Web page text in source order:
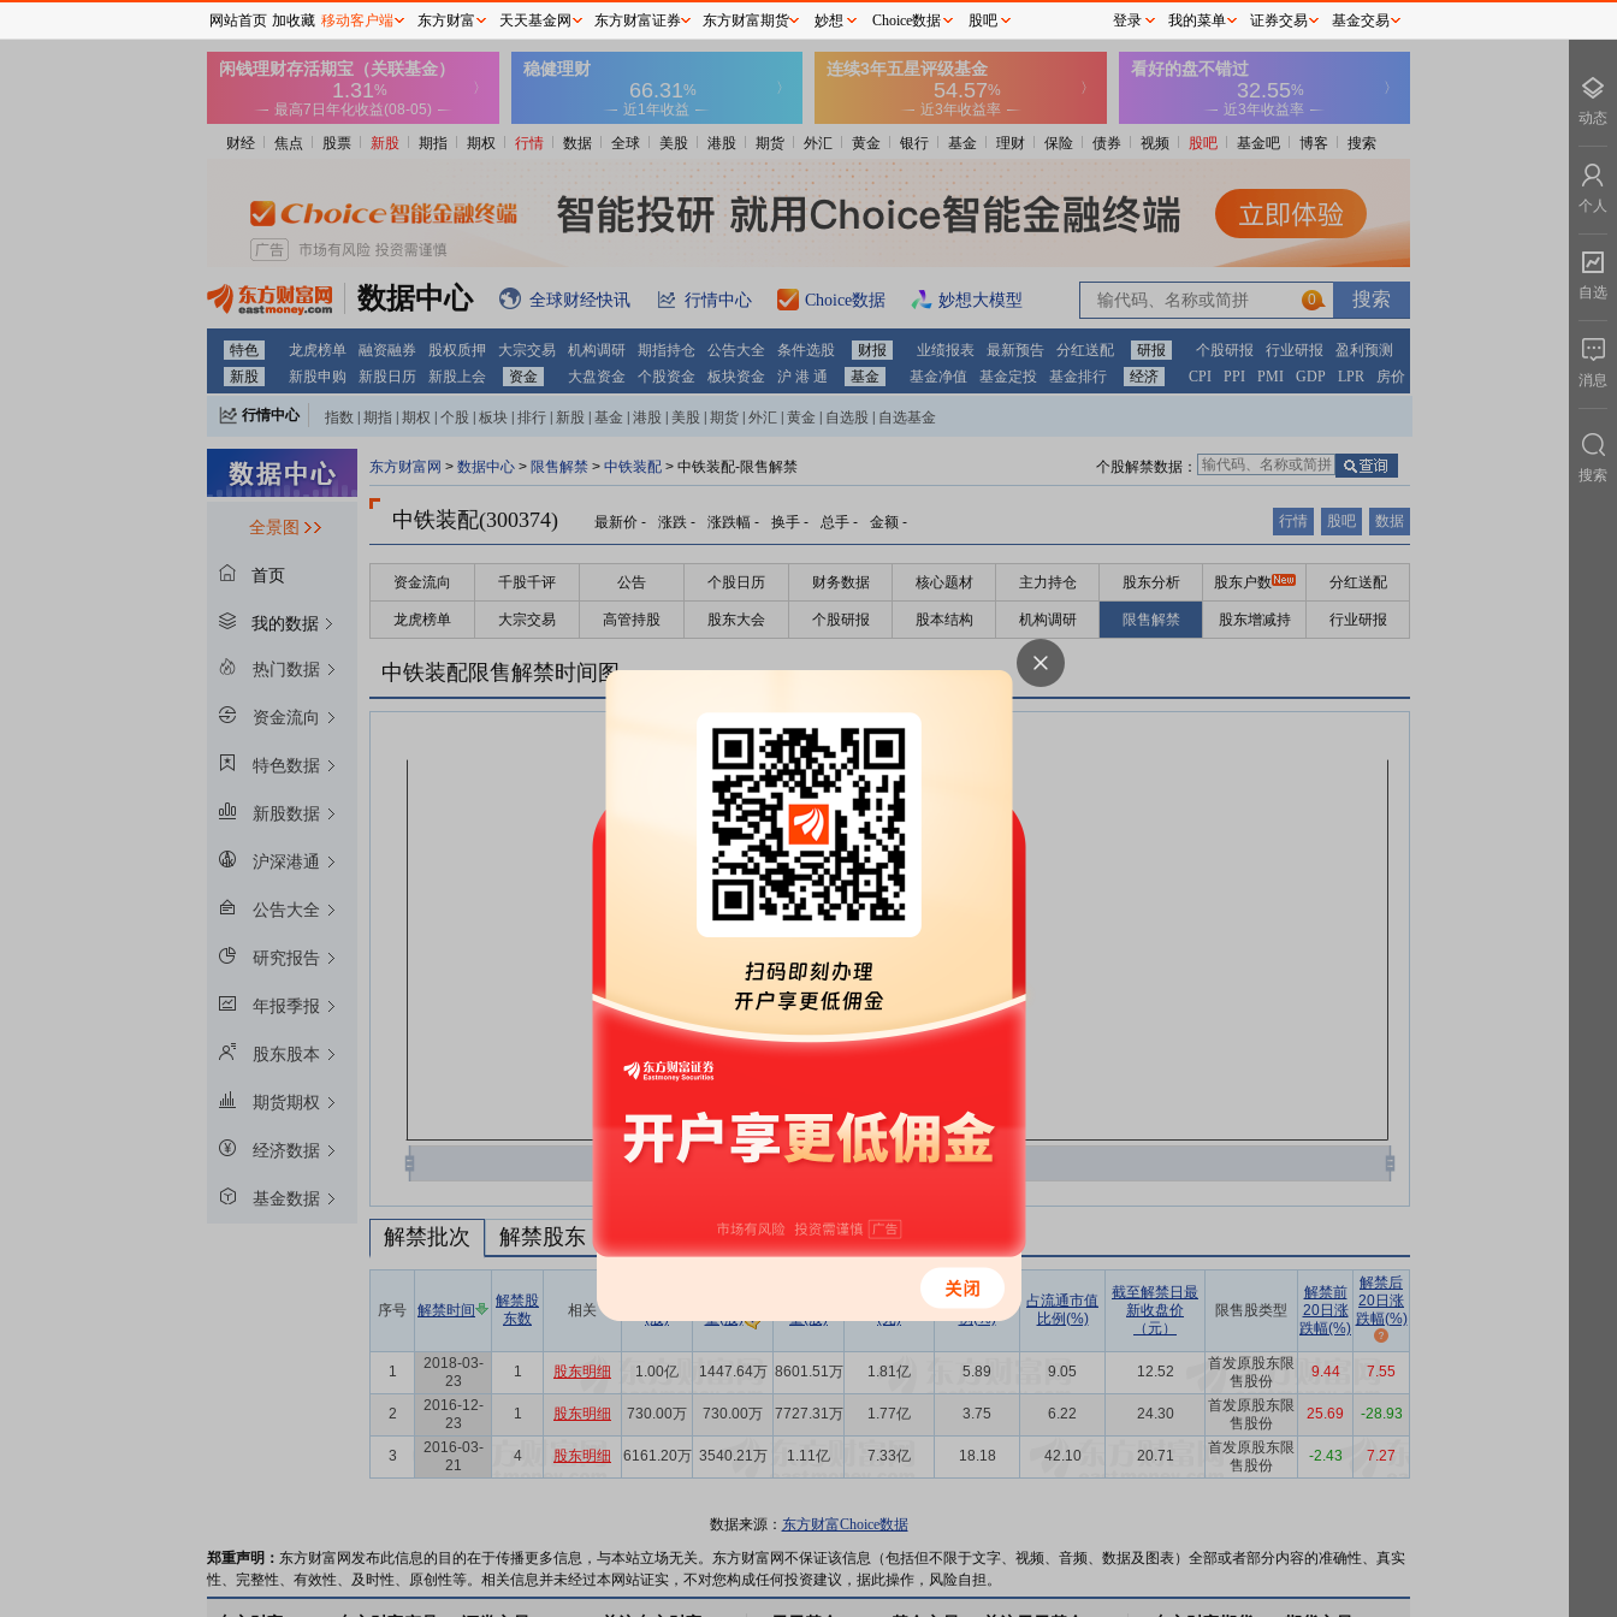
财经 焦点 股票 新股 期指 期权 行情 数据 全球 美股 港股 期货 外汇 黄金 银行 基金 理财 保险 债券 视频 股吧 基金吧 博客 搜索
数据中心 全球财经快讯 行情中心 Choice数据 妙想大模型 0
特色 龙虎榜单 融资融券 股权质押 大宗交易 机构调研 期指持仓 公告大全 条件选股 财报 业绩报表 最新预告 分红送配 研报 个股研报 行业研报
盈利预测
新股
新股申购 新股日历 新股上会 资金 大盘资金 个股资金 板块资金 沪 港 通 基金 基金净值 基金定投 基金排行 经济 CPI PPI PMI GDP LPR 房价
行情中心 指数 期指 期权 个股 板块 排行 新股 基金 港股 美股 期货 外汇 黄金 自选股 自选基金
全景图
首页
我的数据
热门数据
资金流向
特色数据
新股数据
沪深港通
公告大全
研究报告
年报季报
股东股本
期货期权
经济数据
基金数据
东方财富网 > 数据中心 > 限售解禁 > 中铁装配 > 中铁装配-限售解禁 个股解禁数据：
中铁装配(300374) 最新价 - 涨跌 - 涨跌幅 - 换手 - 总手 - 金额 - 行情 股吧 数据
资金流向 千股千评 公告 个股日历 财务数据 核心题材 主力持仓 股东分析 股东户数 分红送配
龙虎榜单 大宗交易 高管持股 股东大会 个股研报 股本结构 机构调研 限售解禁 股东增减持 行业研报
中铁装配限售解禁时间图
解禁批次 解禁股东
序号 解禁时间
解禁股
东数
相关
(股)
量(股)
量(股)
实际解禁市值
(元)
占总市值比
例(%)
占流通市值
比例(%)
截至解禁日最
新收盘价
（元）
限售股类型
解禁前
20日涨
跌幅(%)
解禁后
20日涨
跌幅(%)
1
2018-03-
23
1 股东明细 1.00亿 1447.64万 8601.51万 1.81亿 5.89 9.05 12.52
首发原股东限
售股份
9.44 7.55
2
2016-12-
23
1 股东明细 730.00万 730.00万 7727.31万 1.77亿 3.75 6.22 24.30
首发原股东限
售股份
25.69 -28.93
3
2016-03-
21
4 股东明细 6161.20万 3540.21万 1.11亿 7.33亿 18.18 42.10 20.71
首发原股东限
售股份
-2.43 7.27
数据来源： 东方财富Choice数据
郑重声明： 东方财富网发布此信息的目的在于传播更多信息，与本站立场无关。东方财富网不保证该信息（包括但不限于文字、视频、音频、数据及图表）全部或者部分内容的准确性、真实
性、完整性、有效性、及时性、原创性等。相关信息并未经过本网站证实，不对您构成任何投资建议，据此操作，风险自担。
网站首页 加收藏 移动客户端 东方财富 天天基金网 东方财富证券 东方财富期货 妙想 Choice数据 股吧 登录 我的菜单 证券交易 基金交易
动态
个人
自选
消息
搜索